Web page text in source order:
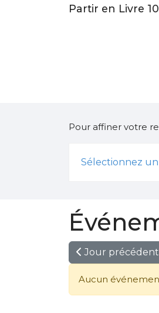
Partir en Livre
Pour affiner votre
Sélectionnez
Jour précédent
Aucun